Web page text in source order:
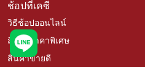
ช้อปที่เคซี
วิธีช้อปออนไลน์
สินค้าราคาพิเศษ
สินค้าขายดี